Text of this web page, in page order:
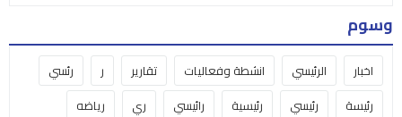
وسوم
اخبار الرئيسي انشطة وفعاليات تقارير ر
رئسي
رئيسة
رئيسي رئيسية رائيسي ري
رياضه